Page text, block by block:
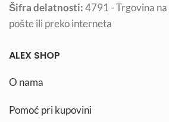
Šifra delatnosti:4791 - Trgovina
pošte ili preko interneta
ALEX SHOP
O nama
Pomoć pri kupovini